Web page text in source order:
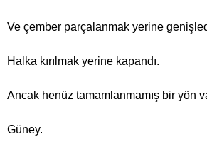
Ve çember parçalanmak yerine
Halka kırılmak yerine kapandı.
Ancak henüz tamamlanmamış bir yön
Güney.